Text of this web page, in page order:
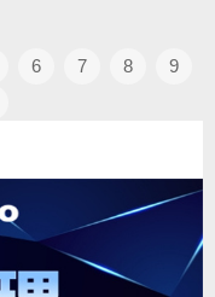
6 7 8
9